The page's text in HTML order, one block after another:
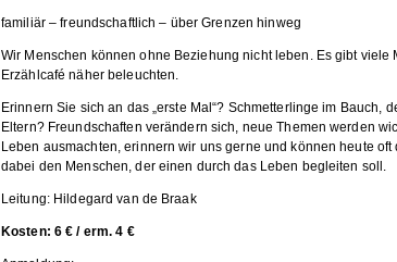
familiär – freundschaftlich – über Grenzen hinweg
Wir Menschen können ohne Beziehung nicht leben. Es gibt
Erzählcafé näher beleuchten.
Erinnern Sie sich an das „erste Mal“? Schmetterlinge im Bauch,
Eltern? Freundschaften verändern sich, neue Themen werden
Leben ausmachten, erinnern wir uns gerne und können heute
dabei den Menschen, der einen durch das Leben begleiten soll.
Leitung: Hildegard van de Braak
Kosten: 6 € / erm. 4 €